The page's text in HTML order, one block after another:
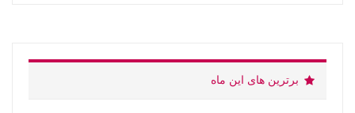
برترین های این ماه